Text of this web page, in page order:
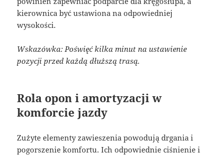
kierownica być ustawiona na odpowiedniej
wysokości.
Wskazówka: Poświęć kilka minut na ustawienie
pozycji przed każdą dłuższą trasą.
Rola opon i amortyzacji w
komforcie jazdy
Zużyte elementy zawieszenia powodują drgania i
pogorszenie komfortu. Ich odpowiednie ciśnienie i